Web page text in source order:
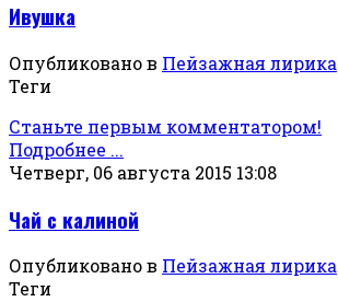
Ивушка
Опубликовано в Пейзажная лирика
Теги
Станьте первым комментатором!
Подробнее ...
Четверг, 06 августа 2015 13:08
Чай с калиной
Опубликовано в Пейзажная лирика
Теги